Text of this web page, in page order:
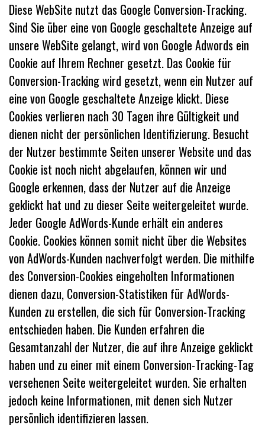
Diese WebSite nutzt das Google Conversion-Tracking.
Sind Sie über eine von Google geschaltete Anzeige auf
unsere WebSite gelangt, wird von Google Adwords ein
Cookie auf Ihrem Rechner gesetzt. Das Cookie für
Conversion-Tracking wird gesetzt, wenn ein Nutzer auf
eine von Google geschaltete Anzeige klickt. Diese
Cookies verlieren nach 30 Tagen ihre Gültigkeit und
dienen nicht der persönlichen Identifizierung. Besucht
der Nutzer bestimmte Seiten unserer Website und das
Cookie ist noch nicht abgelaufen, können wir und
Google erkennen, dass der Nutzer auf die Anzeige
geklickt hat und zu dieser Seite weitergeleitet wurde.
Jeder Google AdWords-Kunde erhält ein anderes
Cookie. Cookies können somit nicht über die Websites
von AdWords-Kunden nachverfolgt werden. Die mithilfe
des Conversion-Cookies eingeholten Informationen
dienen dazu, Conversion-Statistiken für AdWords-
Kunden zu erstellen, die sich für Conversion-Tracking
entschieden haben. Die Kunden erfahren die
Gesamtanzahl der Nutzer, die auf ihre Anzeige geklickt
haben und zu einer mit einem Conversion-Tracking-Tag
versehenen Seite weitergeleitet wurden. Sie erhalten
jedoch keine Informationen, mit denen sich Nutzer
persönlich identifizieren lassen.